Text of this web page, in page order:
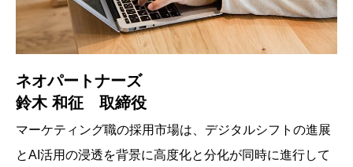
ネオパートナーズ
鈴木 和征 取締役
マーケティング職の採用市場は、デジタルシフトの進展
とAI活用の浸透を背景に高度化と分化が同時に進行して